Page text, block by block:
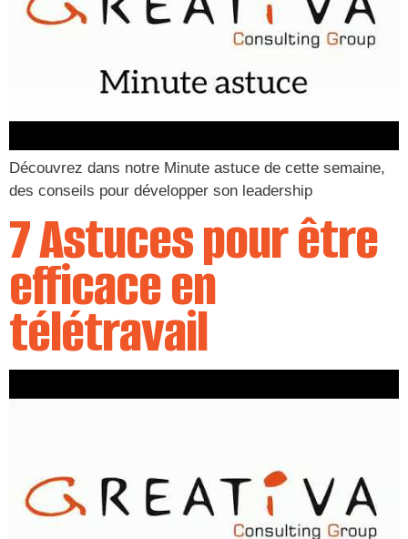
Découvrez dans notre Minute astuce de cette semaine,
des conseils pour développer son leadership
7 Astuces pour être
efficace en
télétravail